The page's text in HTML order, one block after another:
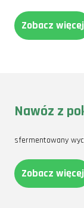
Zobacz więcej
Nawóz z
sfermentowany
Zobacz więcej